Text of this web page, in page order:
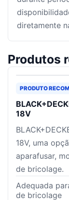
diretamente
Produtos
PRODUTO
18V
18V, uma
aparafusar,
de bricolage.
Adequada
de bricolage